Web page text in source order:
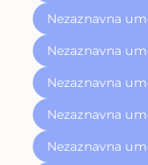
Nezaznavna
Nezaznavna
Nezaznavna
Nezaznavna
Nezaznavna